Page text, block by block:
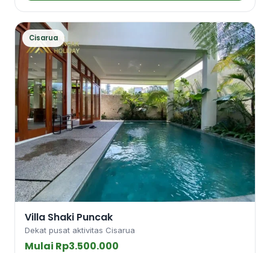
Cisarua
Villa Shaki Puncak
Dekat pusat aktivitas Cisarua
Mulai Rp3.500.000